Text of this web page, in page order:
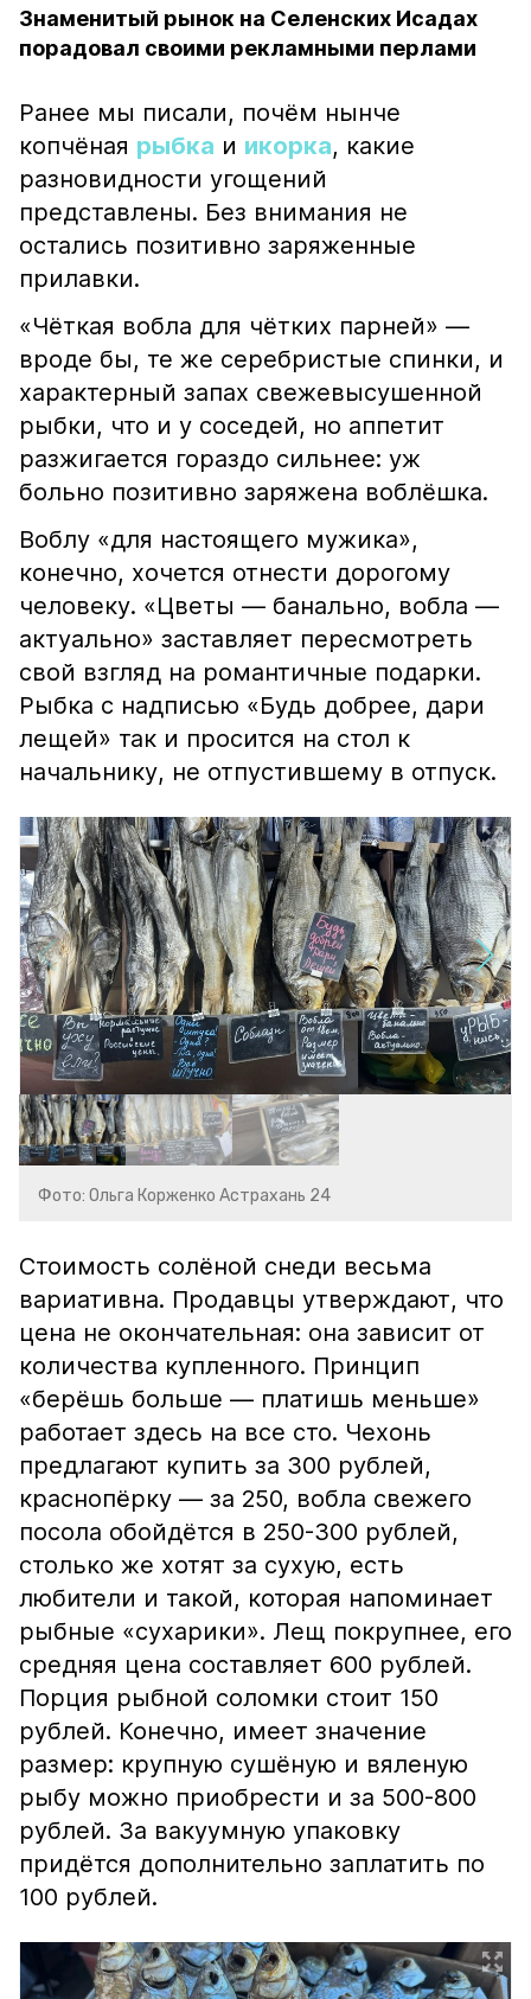
Знаменитый рынок на Селенских Исадах
порадовал своими рекламными перлами
Ранее мы писали, почём нынче
копчёная рыбка и икорка, какие
разновидности угощений
представлены. Без внимания не
остались позитивно заряженные
прилавки.
«Чёткая вобла для чётких парней» —
вроде бы, те же серебристые спинки, и
характерный запах свежевысушенной
рыбки, что и у соседей, но аппетит
разжигается гораздо сильнее: уж
больно позитивно заряжена воблёшка.
Воблу «для настоящего мужика»,
конечно, хочется отнести дорогому
человеку. «Цветы — банально, вобла —
актуально» заставляет пересмотреть
свой взгляд на романтичные подарки.
Рыбка с надписью «Будь добрее, дари
лещей» так и просится на стол к
начальнику, не отпустившему в отпуск.
Фото: Ольга Корженко Астрахань 24
Стоимость солёной снеди весьма
вариативна. Продавцы утверждают, что
цена не окончательная: она зависит от
количества купленного. Принцип
«берёшь больше — платишь меньше»
работает здесь на все сто. Чехонь
предлагают купить за 300 рублей,
краснопёрку — за 250, вобла свежего
посола обойдётся в 250-300 рублей,
столько же хотят за сухую, есть
любители и такой, которая напоминает
рыбные «сухарики». Лещ покрупнее, его
средняя цена составляет 600 рублей.
Порция рыбной соломки стоит 150
рублей. Конечно, имеет значение
размер: крупную сушёную и вяленую
рыбу можно приобрести и за 500-800
рублей. За вакуумную упаковку
придётся дополнительно заплатить по
100 рублей.